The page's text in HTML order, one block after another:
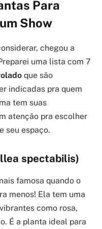
Para
Show
chegou a
uma lista com 7
que são
indicadas pra quem
tem suas
atenção pra escolher
seu espaço.
spectabilis)
famosa quando o
menos! Ela tem uma
como rosa,
É a planta ideal para